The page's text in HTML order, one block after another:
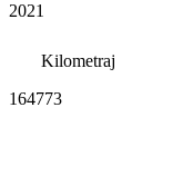
2021
Kilometraj
164773